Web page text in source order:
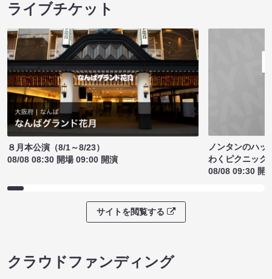
ライブチケット
８月本公演（8/1～8/23）
08/08 08:30 開場 09:00 開演
ノンタンのハッ
わくピクニック
08/08 09:30 開
サイトを閲覧する
クラウドファンディング